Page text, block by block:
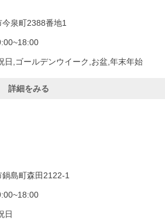
泉町2388番地1
日,ゴールデンウイーク,お盆,年末年始
詳細をみる
島町森田2122-1
日